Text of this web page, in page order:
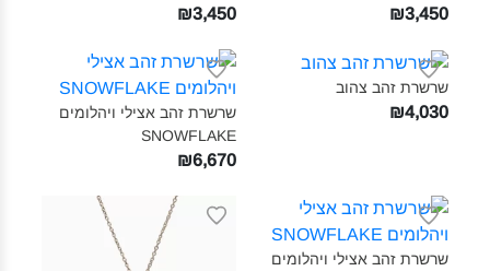
₪3,450
₪3,450
שרשרת זהב צהוב‎
₪4,030
שרשרת זהב אצילי ויהלומים
SNOWFLAKE‎
₪6,670
שרשרת זהב אצילי ויהלומים